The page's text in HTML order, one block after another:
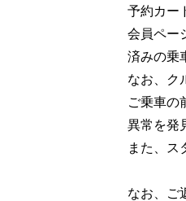
予約カー
会員ペー
済みの乗
なお、ク
ご乗車の
異常を発
また、ス
なお、ご